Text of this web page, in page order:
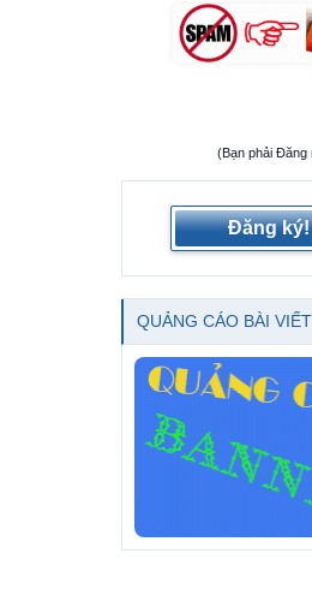
(Bạn phải Đăng
Đăng ký!
QUẢNG CÁO BÀI VIẾT